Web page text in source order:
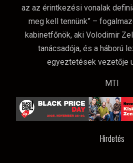
az az érintkezési vonalak
meg kell tennünk” –
kabinetfőnök, aki Volodimir
tanácsadója, és a háború
egyeztetések vezetője
MTI
Hirdetés